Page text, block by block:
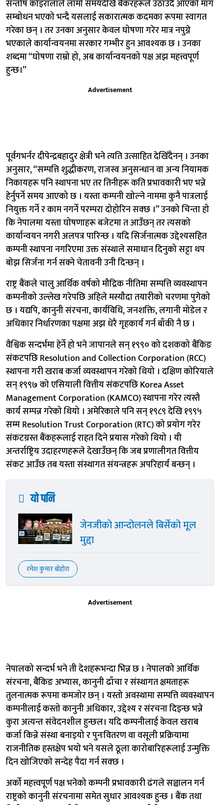
सन्तोष कोइरालाले लामो समयदेखि बैंकरहरूले उठाउँदै आएको माग
सम्बोधन भएको भन्दै यसलाई सकारात्मक कदमका रूपमा स्वागत
गरेका छन् । तर उनका अनुसार केवल घोषणा गरेर मात्र नपुग्ने
भएकाले कार्यान्वयनमा सरकार गम्भीर हुन आवश्यक छ । उनका
शब्दमा “घोषणा राम्रो हो, अब कार्यान्वयनको पक्ष अझ महत्त्वपूर्ण
हुन्छ।”
Advertisement
पूर्वगभर्नर दीपेन्द्रबहादुर क्षेत्री भने त्यति उत्साहित देखिँदैनन् । उनका
अनुसार, “सम्पत्ति शुद्धीकरण, राजस्व अनुसन्धान वा अन्य नियामक
निकायहरू पनि स्थापना भए तर तिनीहरू कति प्रभावकारी भए भन्ने
हेर्नुपर्ने समय आएको छ । यस्ता कम्पनी खोल्ने नाममा कुनै पात्रलाई
नियुक्त गर्ने र काम नगर्ने परम्परा दोहोरिन सक्छ ।” उनको चिन्ता हो
कि नेपालमा यस्ता घोषणाहरू बजेटमा त आउँछन् तर त्यसको
कार्यान्वयन नगरी अलपत्र पारिन्छ । यदि सिर्जनात्मक उद्देश्यसहित
कम्पनी स्थापना नगरिएमा उक्त संस्थाले समाधान दिनुको सट्टा थप
बोझ सिर्जना गर्न सक्ने चेतावनी उनी दिन्छन् ।
राष्ट्र बैंकले चालु आर्थिक वर्षको मौद्रिक नीतिमा सम्पत्ति व्यवस्थापन
कम्पनीको उल्लेख गरेपछि अहिले मस्यौदा तयारीको चरणमा पुगेको
छ । यद्यपि, कानुनी संरचना, कार्यविधि, जनशक्ति, लगानी मोडेल र
अधिकार निर्धारणका पक्षमा अझ धेरै गृहकार्य गर्न बाँकी नै छ ।
वैश्विक सन्दर्भमा हेर्ने हो भने जापानले सन् १९९० को दशकको बैंकिङ
संकटपछि Resolution and Collection Corporation (RCC)
स्थापना गरी खराब कर्जा व्यवस्थापन गरेको थियो । दक्षिण कोरियाले
सन् १९९७ को एसियाली वित्तीय संकटपछि Korea Asset
Management Corporation (KAMCO) स्थापना गरेर त्यस्तै
कार्य सम्पन्न गरेको थियो । अमेरिकाले पनि सन् १९८९ देखि १९९५
सम्म Resolution Trust Corporation (RTC) को प्रयोग गरेर
संकटग्रस्त बैंकहरूलाई राहत दिने प्रयास गरेको थियो । यी
अन्तर्राष्ट्रिय उदाहरणहरूले देखाउँछन् कि जब प्रणालीगत वित्तीय
संकट आउँछ तब यस्ता संस्थागत संयन्त्रहरू अपरिहार्य बन्छन् ।
यो पनि
जेनजीको आन्दोलनले बिर्सेको मूल
मुद्दा
रमेश कुमार बोहोरा
Advertisement
नेपालको सन्दर्भ भने ती देशहरूभन्दा भिन्न छ । नेपालको आर्थिक
संरचना, बैंकिङ अभ्यास, कानुनी ढाँचा र संस्थागत क्षमताहरू
तुलनात्मक रूपमा कमजोर छन् । यस्तो अवस्थामा सम्पत्ति व्यवस्थापन
कम्पनीलाई कस्तो कानुनी अधिकार, उद्देश्य र संरचना दिइन्छ भन्ने
कुरा अत्यन्त संवेदनशील हुन्छल। यदि कम्पनीलाई केवल खराब
कर्जा किन्ने संस्था बनाइयो र पुनःवितरण वा वसूली प्रक्रियामा
राजनीतिक हस्तक्षेप भयो भने यसले ठूला कारोबारिहरूलाई उन्मुक्ति
दिन खोजिएको सन्देह पैदा गर्न सक्छ ।
अर्को महत्त्वपूर्ण पक्ष भनेको कम्पनी प्रभावकारी ढंगले सञ्चालन गर्न
राष्ट्रको कानुनी संरचनामा समेत सुधार आवश्यक हुन्छ । बैंक तथा